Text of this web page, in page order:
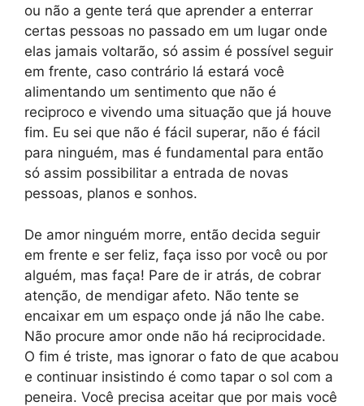
ou não a gente terá que aprender a enterrar
certas pessoas no passado em um lugar onde
elas jamais voltarão, só assim é possível seguir
em frente, caso contrário lá estará você
alimentando um sentimento que não é
reciproco e vivendo uma situação que já houve
fim. Eu sei que não é fácil superar, não é fácil
para ninguém, mas é fundamental para então
só assim possibilitar a entrada de novas
pessoas, planos e sonhos.
De amor ninguém morre, então decida seguir
em frente e ser feliz, faça isso por você ou por
alguém, mas faça! Pare de ir atrás, de cobrar
atenção, de mendigar afeto. Não tente se
encaixar em um espaço onde já não lhe cabe.
Não procure amor onde não há reciprocidade.
O fim é triste, mas ignorar o fato de que acabou
e continuar insistindo é como tapar o sol com a
peneira. Você precisa aceitar que por mais você